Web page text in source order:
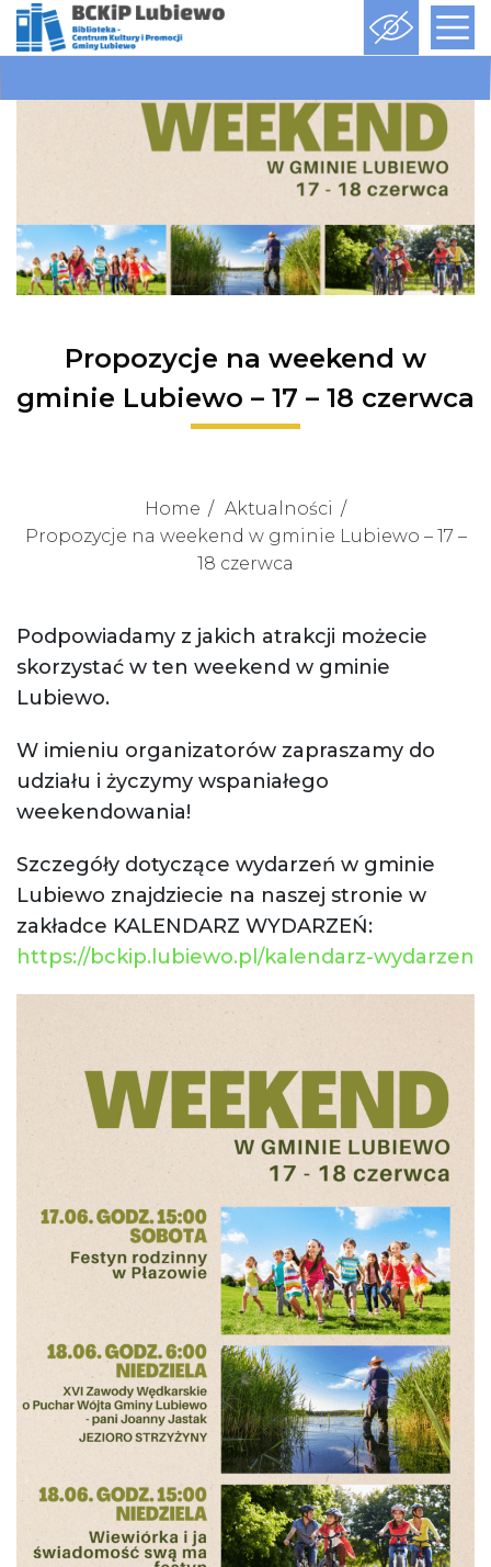
Propozycje na weekend w
gminie Lubiewo – 17 – 18 czerwca
Home
Aktualności
Propozycje na weekend w gminie Lubiewo – 17 –
18 czerwca
Podpowiadamy z jakich atrakcji możecie
skorzystać w ten weekend w gminie
Lubiewo.
W imieniu organizatorów zapraszamy do
udziału i życzymy wspaniałego
weekendowania!
Szczegóły dotyczące wydarzeń w gminie
Lubiewo znajdziecie na naszej stronie w
zakładce KALENDARZ WYDARZEŃ:
https://bckip.lubiewo.pl/kalendarz-wydarzen